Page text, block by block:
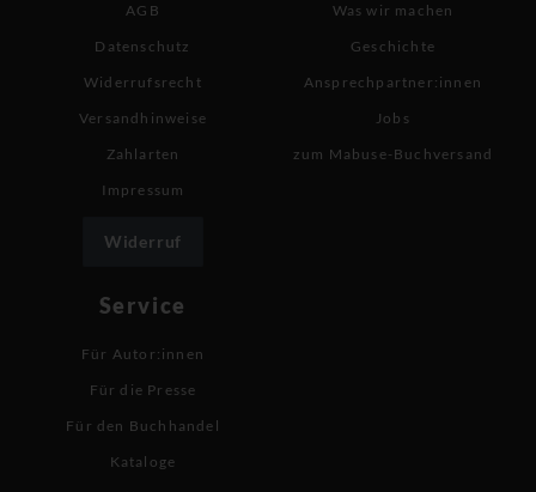
AGB
Datenschutz
Widerrufsrecht
Versandhinweise
Zahlarten
Impressum
Widerruf
Was wir machen
Geschichte
Ansprechpartner:innen
Jobs
zum Mabuse-Buchversand
Service
Für Autor:innen
Für die Presse
Für den Buchhandel
Kataloge